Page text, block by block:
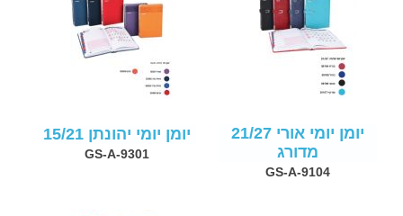
יומן יומי אורי 21/27
מדורג
GS-A-9104
יומן יומי יהונתן 15/21
GS-A-9301